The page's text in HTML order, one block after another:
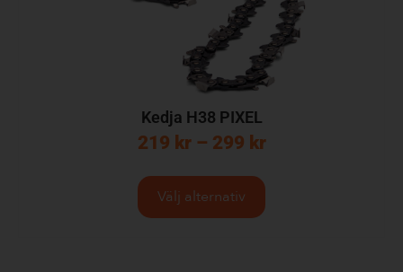
Kedja H38 PIXEL
219 kr – 299 kr
Välj alternativ